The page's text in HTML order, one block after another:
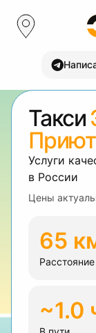
Такси
Услуги
в России
Цены
65
Расстояние
~1.0